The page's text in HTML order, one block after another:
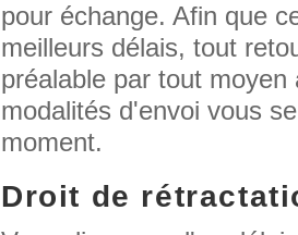
pour échange. Afin que
meilleurs délais, tout
préalable par tout
modalités d'envoi vous
moment.
Droit de